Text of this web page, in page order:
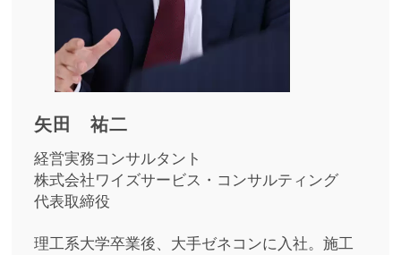
矢田 祐二
経営実務コンサルタント
株式会社ワイズサービス・コンサルティング
代表取締役
理工系大学卒業後、大手ゼネコンに入社。施工